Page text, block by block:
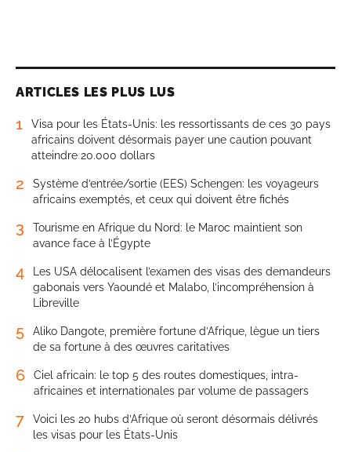
ARTICLES LES PLUS LUS
1
Visa pour les États-Unis: les ressortissants de ces 30 pays
africains doivent désormais payer une caution pouvant
atteindre 20.000 dollars
2
Système d’entrée/sortie (EES) Schengen: les voyageurs
africains exemptés, et ceux qui doivent être fichés
3
Tourisme en Afrique du Nord: le Maroc maintient son
avance face à l’Égypte
4
Les USA délocalisent l’examen des visas des demandeurs
gabonais vers Yaoundé et Malabo, l’incompréhension à
Libreville
5
Aliko Dangote, première fortune d’Afrique, lègue un tiers
de sa fortune à des œuvres caritatives
6
Ciel africain: le top 5 des routes domestiques, intra-
africaines et internationales par volume de passagers
7
Voici les 20 hubs d’Afrique où seront désormais délivrés
les visas pour les États-Unis